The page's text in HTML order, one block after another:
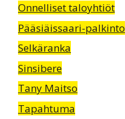
Onnelliset taloyhtiöt
Pääsiäissaari-palkinto
Selkäranka
Sinsibere
Tany Maitso
Tapahtuma